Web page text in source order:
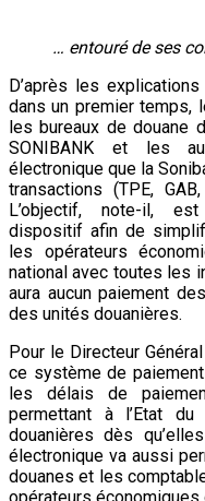
… entouré de ses
D’après les
dans un premier temps,
les bureaux de douane
SONIBANK et les
électronique que la
transactions (TPE,
L’objectif, note-il,
dispositif afin de
les opérateurs
national avec toutes les
aura aucun paiement
des unités douanières.
Pour le Directeur
ce système de
les délais de
permettant à l’Etat
douanières dès
électronique va aussi
douanes et les
opérateurs économiques